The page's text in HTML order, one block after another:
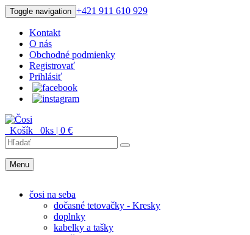
Toggle navigation +421 911 610 929
Kontakt
O nás
Obchodné podmienky
Registrovať
Prihlásiť
Košík 0ks | 0 €
Menu
čosi na seba
dočasné tetovačky - Kresky
doplnky
kabelky a tašky